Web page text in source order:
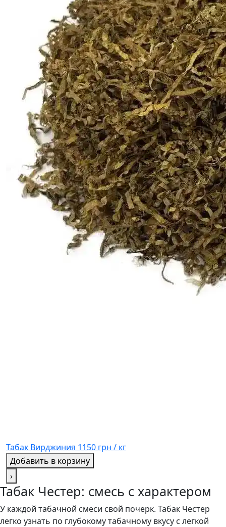
Табак Вирджиния 1150 грн / кг
Добавить в корзину
›
Табак Честер: смесь с характером
У каждой табачной смеси свой почерк. Табак Честер
легко узнать по глубокому табачному вкусу с легкой